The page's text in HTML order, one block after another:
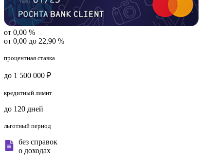
от 0,00 %
от 0,00 до 22,90 %
процентная ставка
до 1 500 000 ₽
кредитный лимит
до 120 дней
льготный период
без справок
о доходах